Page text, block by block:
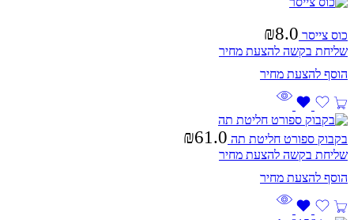
כוס צייסר ₪8.0
שליחת בקשה להצעת מחיר
בקבוק ספורט חליטת תה ₪61.0
שליחת בקשה להצעת מחיר